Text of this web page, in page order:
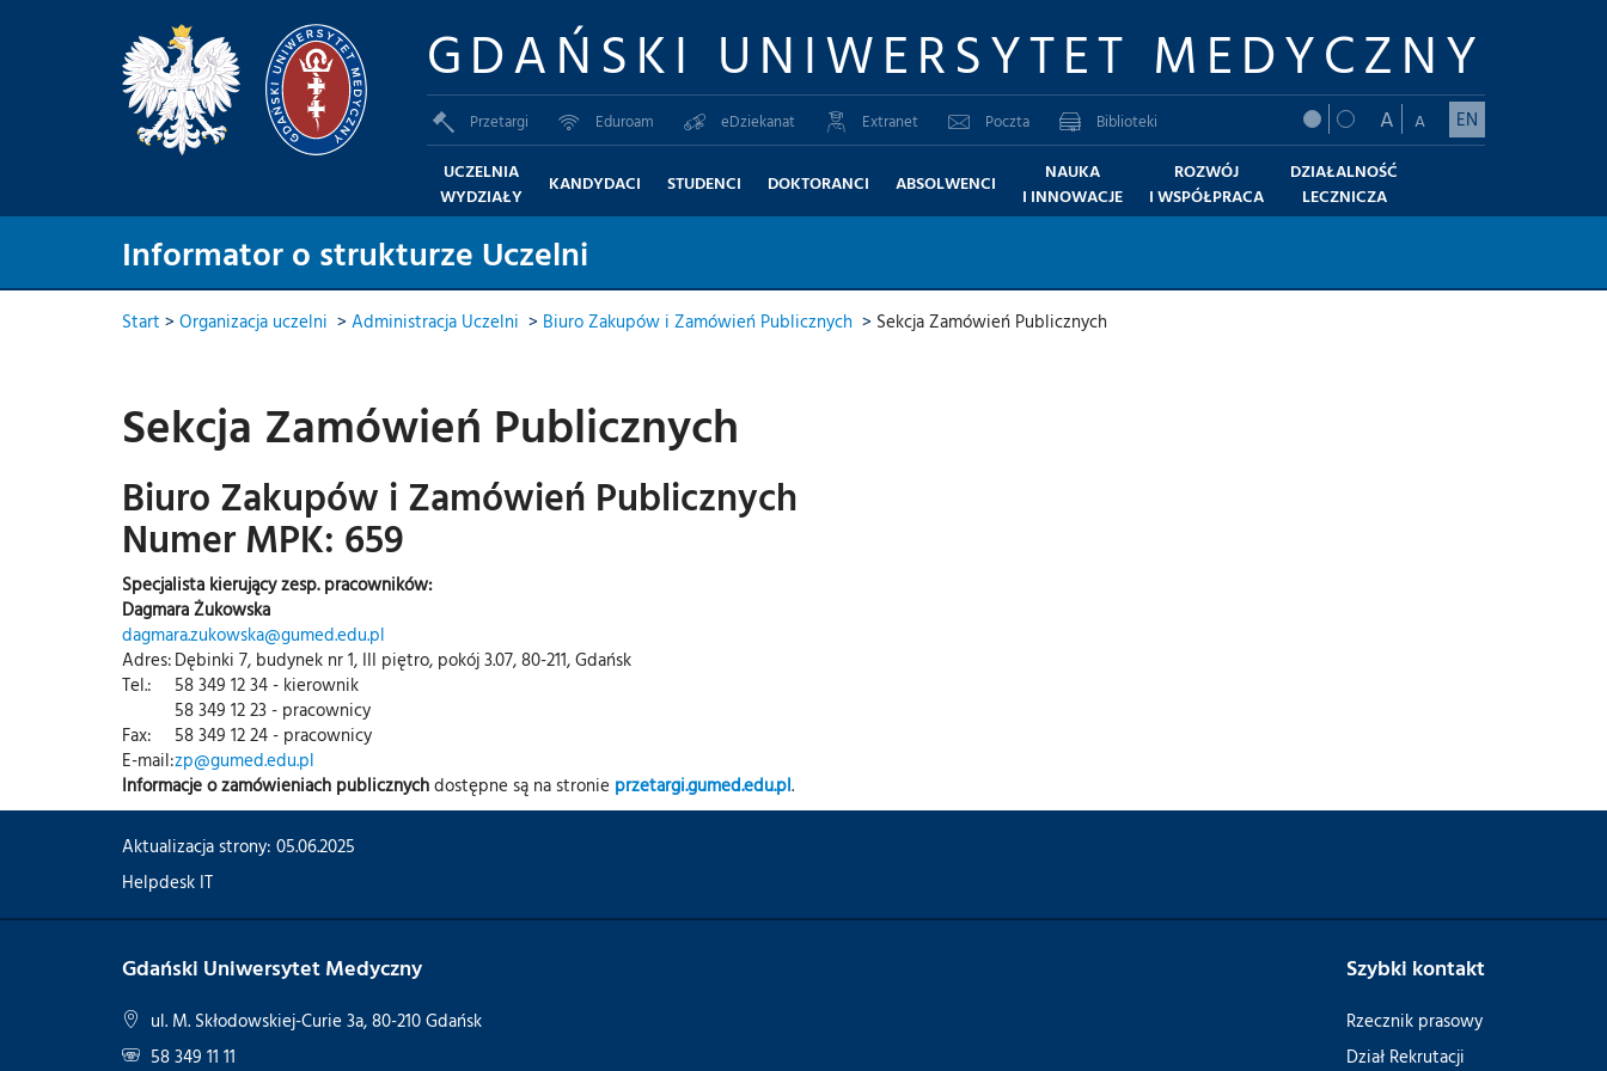
GDAŃSKI UNIWERSYTET MEDYCZNY
Przetargi Eduroam eDziekanat Extranet Poczta Biblioteki A A EN
UCZELNIA
WYDZIAŁY
KANDYDACI STUDENCI DOKTORANCI ABSOLWENCI
NAUKA
I INNOWACJE
ROZWÓJ
I WSPÓŁPRACA
DZIAŁALNOŚĆ
LECZNICZA
Informator o strukturze Uczelni
Start > Organizacja uczelni > Administracja Uczelni > Biuro Zakupów i Zamówień Publicznych > Sekcja Zamówień Publicznych
Sekcja Zamówień Publicznych
Biuro Zakupów i Zamówień Publicznych
Numer MPK: 659
Specjalista kierujący zesp. pracowników:
Dagmara Żukowska
dagmara.zukowska@gumed.edu.pl
Adres:Dębinki 7, budynek nr 1, III piętro, pokój 3.07, 80-211, Gdańsk
Tel.:
58 349 12 34 - kierownik
58 349 12 23 - pracownicy
Fax:
58 349 12 24 - pracownicy
E-mail:zp@gumed.edu.pl
Informacje o zamówieniach publicznychdostępne są na stronie przetargi.gumed.edu.pl.
Aktualizacja strony: 05.06.2025
Helpdesk IT
Gdański Uniwersytet Medyczny
ul. M. Skłodowskiej-Curie 3a, 80-210 Gdańsk
58 349 11 11
Szybki kontakt
Rzecznik prasowy
Dział Rekrutacji